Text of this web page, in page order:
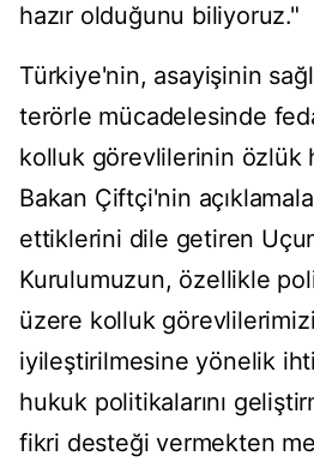
hazır olduğunu biliyoruz."
Türkiye'nin, asayişinin
terörle mücadelesinde
kolluk görevlilerinin özlük
Bakan Çiftçi'nin
ettiklerini dile getiren
Kurulumuzun, özellikle
üzere kolluk
iyileştirilmesine yönelik
hukuk politikalarını
fikri desteği vermekten